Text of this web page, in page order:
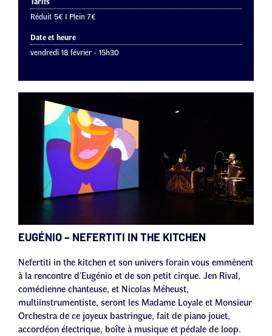
Réduit 5€ I Plein 7€
Date et heure
vendredi 18 février - 15h30
EUGÉNIO – NEFERTITI IN THE KITCHEN
Nefertiti in the kitchen et son univers forain vous emmènent
à la rencontre d’Eugénio et de son petit cirque. Jen Rival,
comédienne chanteuse, et Nicolas Méheust,
multiinstrumentiste, seront les Madame Loyale et Monsieur
Orchestra de ce joyeux bastringue, fait de piano jouet,
accordéon électrique, boîte à musique et pédale de loop.